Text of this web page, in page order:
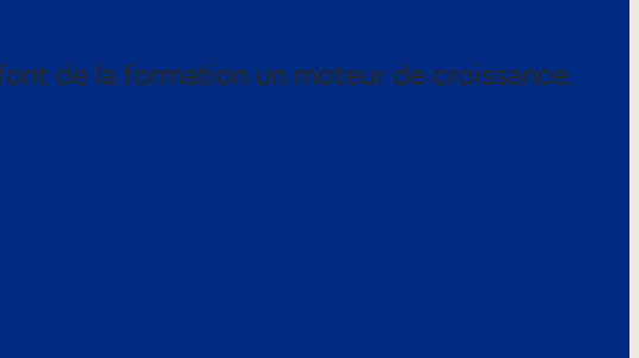
de la formation un moteur de croissance.